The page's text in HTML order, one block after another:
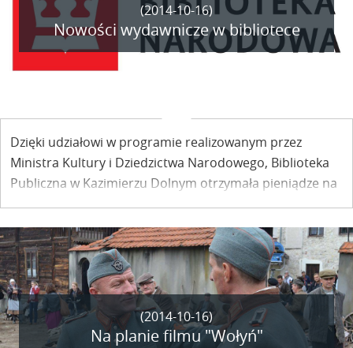
(2014-10-16)
Nowości wydawnicze w bibliotece
Dzięki udziałowi w programie realizowanym przez
Ministra Kultury i Dziedzictwa Narodowego, Biblioteka
Publiczna w Kazimierzu Dolnym otrzymała pieniądze na
zakup nowości wydawniczych.
(2014-10-16)
Na planie filmu "Wołyń"